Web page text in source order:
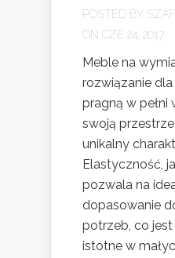
POSTED BY
ON CZE 24, 2017
Meble na
rozwiązanie dla
pragną w pełni
swoją
unikalny
Elastyczność,
pozwala na
dopasowanie
potrzeb, co
istotne w